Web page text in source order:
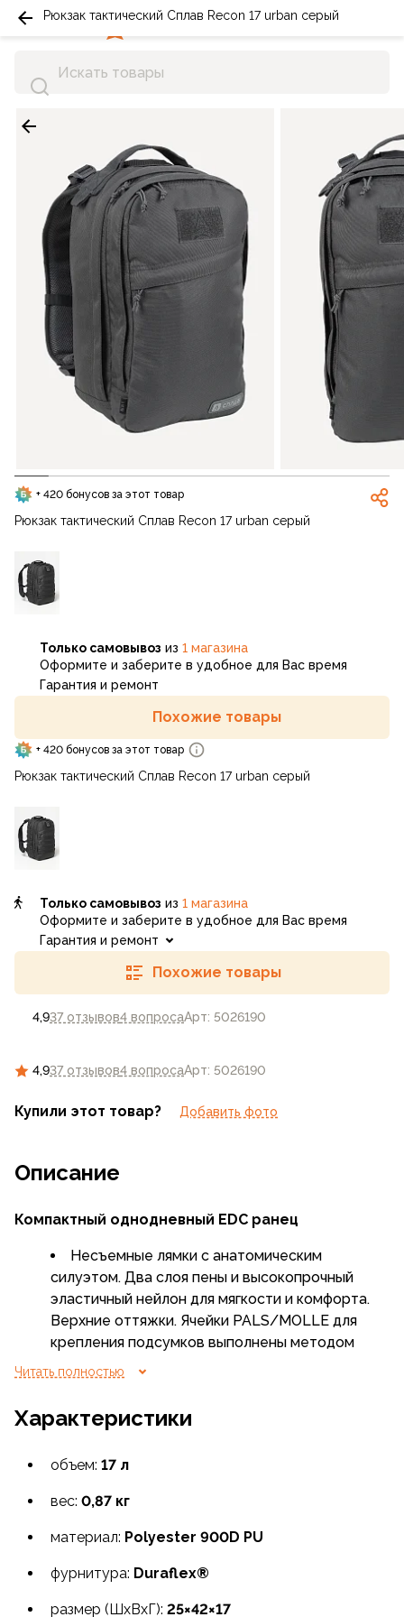
0
+ 420 бонусов за этот товар
Рюкзак тактический Сплав Recon 17 urban серый
4,937 отзывов4 вопросаАрт: 5026190
Только самовывоз из 1 магазина
Оформите и заберите в удобное для Вас время
Гарантия и ремонт
Похожие товары
+ 420 бонусов за этот товар
Рюкзак тактический Сплав Recon 17 urban серый
4,937 отзывов4 вопросаАрт: 5026190
Только самовывоз из 1 магазина
Оформите и заберите в удобное для Вас время
Гарантия и ремонт
Похожие товары
Купили этот товар? Добавить фото
Описание
Компактный однодневный EDC ранец
Несъемные лямки с анатомическим
силуэтом. Два слоя пены и высокопрочный
эластичный нейлон для мягкости и комфорта.
Верхние оттяжки. Ячейки PALS/MOLLE для
крепления подсумков выполнены методом
оружия
Компактные размеры позволяют
платформ PALS/MOLLE в качестве медпака
или большого утилитарного подсумка. Для
крепления необходимы элементы Grimlock
или клипсы ALICE (в комплект не входят)
Основное отделение расстегивается
Читать полностью
Характеристики
объем: 17 л
вес: 0,87 кг
материал: Polyester 900D PU
фурнитура: Duraflex®
размер (ШxВxГ): 25×42×17
Рюкзак тактический Сплав Recon 17 urban серый